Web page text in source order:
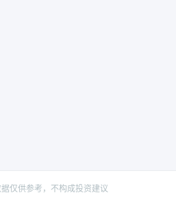
仅供参考，不构成投资建议